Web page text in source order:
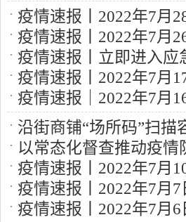
例，新增本土无症状感
疫情速报丨2022年7月
例、本土无症状感染者
疫情速报丨2022年7月
例、本土无症状感染者
疫情速报丨立即进入
管控措施的公告 7月27日
疫情速报丨2022年7月
例，新增本土无症状感
疫情速报｜2022年7月
染者4例 7月17日 15:01
沿街商铺“场所码”扫描
以常态化督查推动疫情
疫情速报丨2022年7月
例、本土无症状感染者
疫情速报丨2022年7月
例，新增本土无症状感
疫情速报丨2022年7月